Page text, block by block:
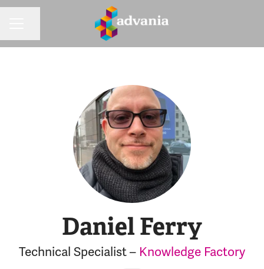
Daniel Ferry
Technical Specialist – Knowledge Factory